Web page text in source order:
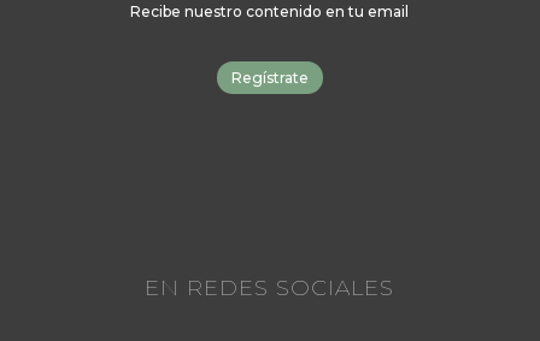
Recibe nuestro contenido en tu email
Regístrate
EN REDES SOCIALES